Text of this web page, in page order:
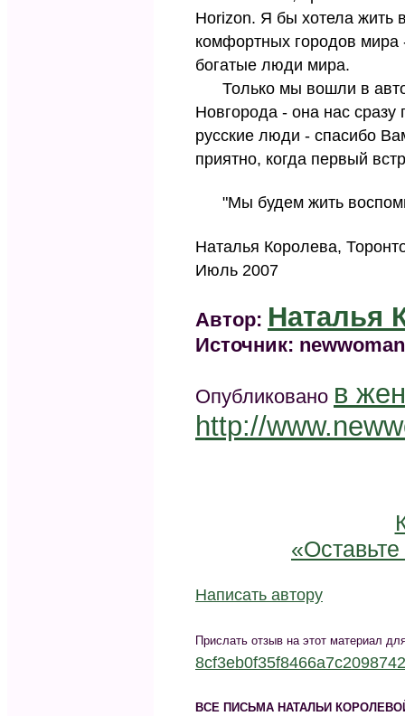
Horizon. Я бы хотела жить
комфортных городов
богатые люди мира.
Только мы вошли в
Новгорода - она нас
русские люди - спасибо
приятно, когда первый
"Мы будем жить
Наталья Королева,
Июль 2007
Автор: Наталья
Источник:
Опубликовано в
http://
Написать автору
Прислать отзыв на этот материал
ВСЕ ПИСЬМА НАТАЛЬИ